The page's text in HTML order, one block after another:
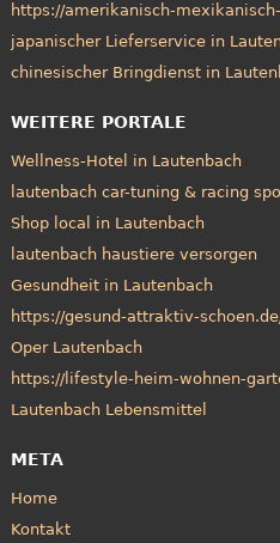
https://amerikanisch-
japanischer Lieferservice in
chinesischer Bringdienst in
WEITERE PORTALE
Wellness-Hotel in Lautenbach
lautenbach car-tuning & racing
Shop local in Lautenbach
lautenbach haustiere versorgen
Gesundheit in Lautenbach
https://gesund-attraktiv-
Oper Lautenbach
https://lifestyle-heim-wohnen-
Lautenbach Lebensmittel
META
Home
Kontakt